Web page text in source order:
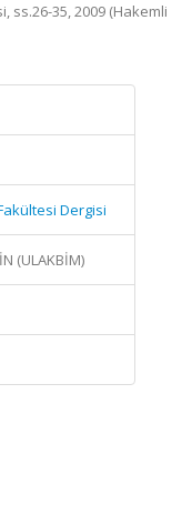
ss.26-35, 2009 (Hakemli
Dergisi
(ULAKBİM)